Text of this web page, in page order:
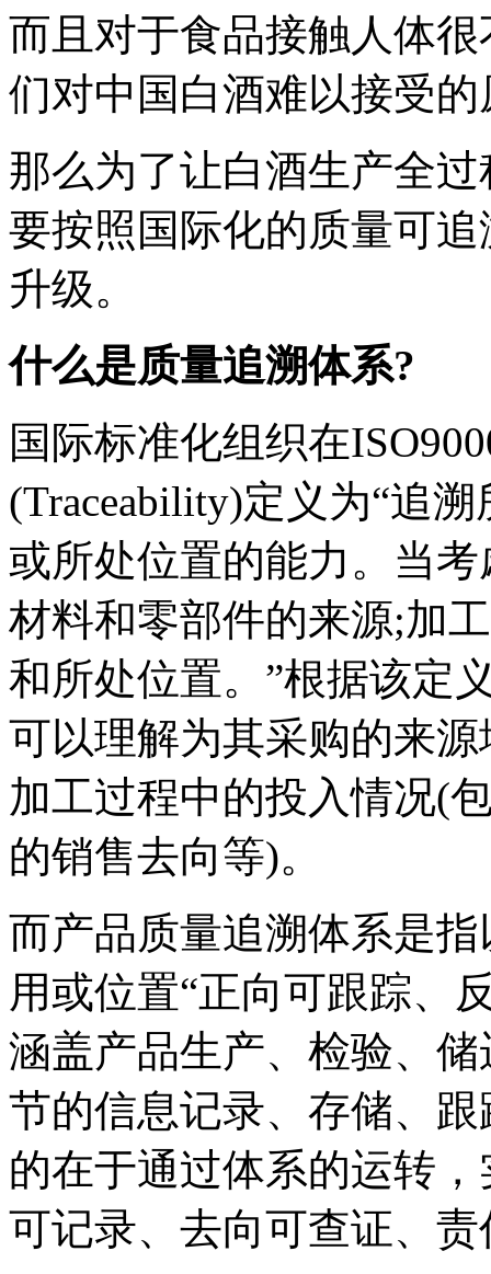
而且对于食品接触人体
们对中国白酒难以接受
那么为了让白酒生产全
要按照国际化的质量可
升级。
什么是质量追溯体系?
国际标准化组织在
(Traceability)定义为“追
或所处位置的能力。当
材料和零部件的来源;加
和所处位置。”根据该定
可以理解为其采购的来
加工过程中的投入情况(
的销售去向等)。
而产品质量追溯体系是
用或位置“正向可跟踪、
涵盖产品生产、检验、
节的信息记录、存储、
的在于通过体系的运转
可记录、去向可查证、